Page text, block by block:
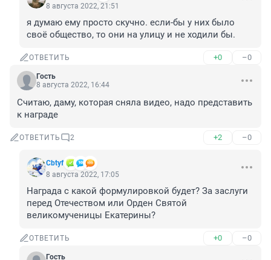
8 августа 2022, 21:51
я думаю ему просто скучно. если-бы у них было
своё общество, то они на улицу и не ходили бы.
ОТВЕТИТЬ +0 –0
Гость
8 августа 2022, 16:44
Считаю, даму, которая сняла видео, надо представить
к награде
ОТВЕТИТЬ 2 +2 –0
Cbtyf
8 августа 2022, 17:05
Награда с какой формулировкой будет? За заслуги
перед Отечеством или Орден Святой
великомученицы Екатерины?
ОТВЕТИТЬ +0 –0
Гость